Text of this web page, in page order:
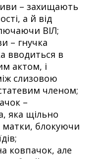
– захищають
а й від
ВІЛ;
– гнучка
вводиться в
актом, і
слизовою
членом;
–
яка щільно
блокуючи
ковпачок, але